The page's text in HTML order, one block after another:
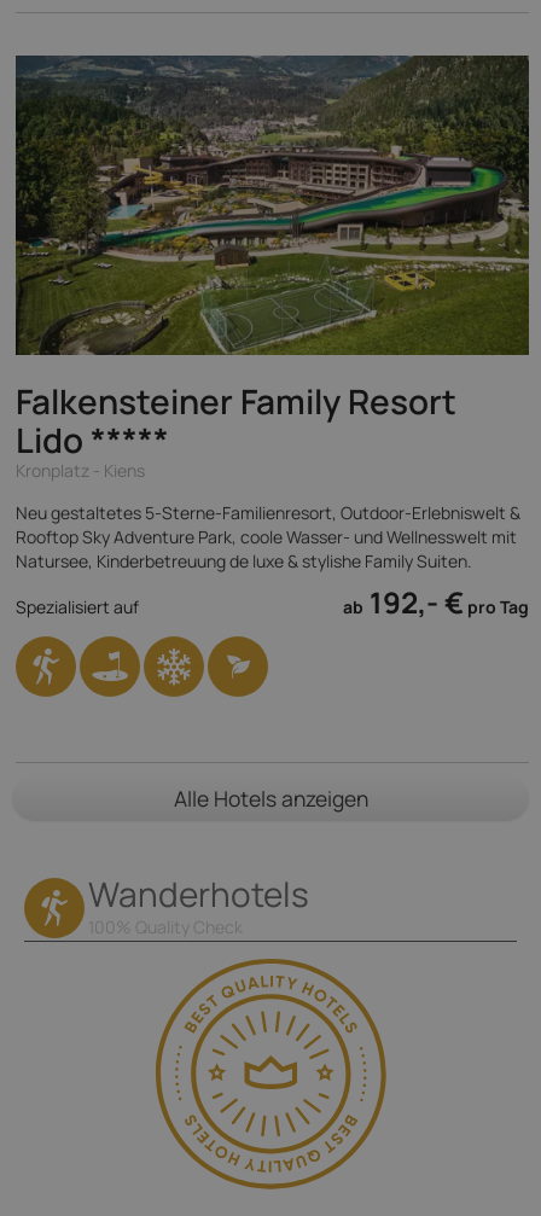
Falkensteiner Family Resort
Lido *****
Kronplatz - Kiens
Neu gestaltetes 5-Sterne-Familienresort, Outdoor-Erlebniswelt &
Rooftop Sky Adventure Park, coole Wasser- und Wellnesswelt mit
Natursee, Kinderbetreuung de luxe & stylishe Family Suiten.
Spezialisiert auf
ab 192,- € pro Tag
Alle Hotels anzeigen
Wanderhotels
100% Quality Check